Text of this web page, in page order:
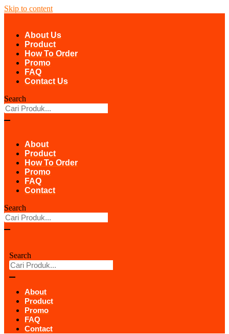
Skip to content
About Us
Product
How To Order
Promo
FAQ
Contact Us
Search
About
Product
How To Order
Promo
FAQ
Contact
Search
Search
About
Product
Promo
FAQ
Contact